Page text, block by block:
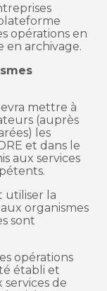
opérations en
en archivage.
mettre à
(auprès
les
et dans le
aux services
utiliser la
organismes
sont
opérations
établi et
de